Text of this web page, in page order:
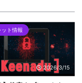
ット情報
2026/3/15